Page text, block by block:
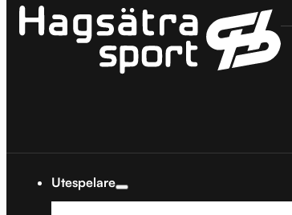
Utespelare